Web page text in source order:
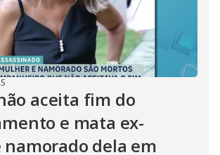
aceita fim do
e mata ex-
dela em